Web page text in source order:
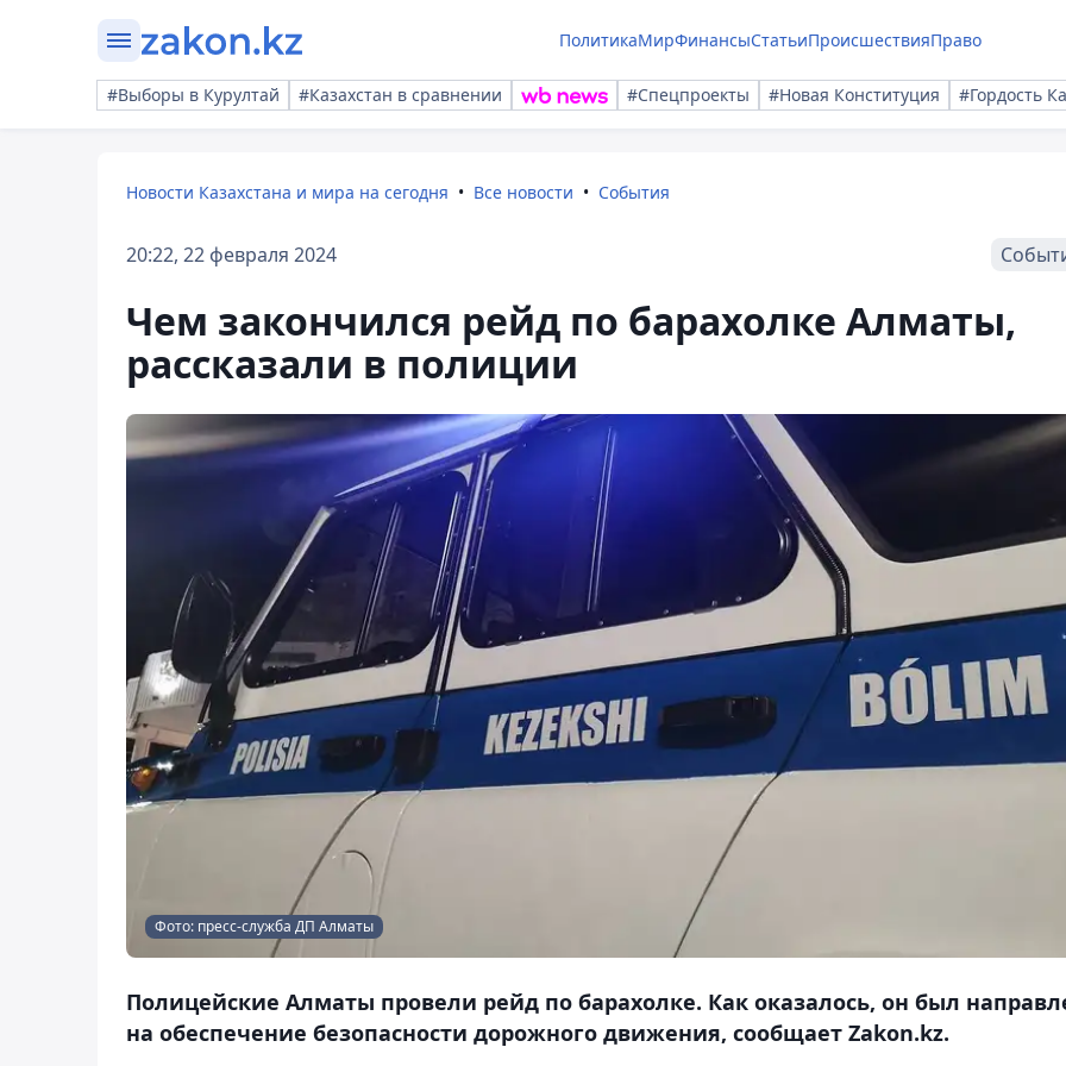
ПолитикаМирФинансыСтатьиПроисшествияПраво
#Выборы в Курултай #Казахстан в сравнении #Спецпроекты #Новая Конституция #Гордость
Новости Казахстана и мира на сегодня Все новости События
20:22, 22 февраля 2024
Чем закончился рейд по барахолке Алматы,
рассказали в полиции
Фото: пресс-служба ДП Алматы
Полицейские Алматы провели рейд по барахолке. Как оказалось, он был
на обеспечение безопасности дорожного движения, сообщает Zakon.kz.